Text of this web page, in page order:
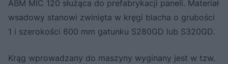
ABM MIC 120 służąca do prefabrykacji paneli. Materiał
wsadowy stanowi zwinięta w kręgi blacha o grubości
1 i szerokości 600 mm gatunku S280GD lub S320GD.
Krąg wprowadzany do maszyny wyginany jest w tzw.